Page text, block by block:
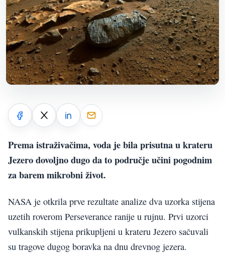
Prema istraživačima, voda je bila prisutna u krateru
Jezero dovoljno dugo da to područje učini pogodnim
za barem mikrobni život.
NASA je otkrila prve rezultate analize dva uzorka stijena
uzetih roverom Perseverance ranije u rujnu. Prvi uzorci
vulkanskih stijena prikupljeni u krateru Jezero sačuvali
su tragove dugog boravka na dnu drevnog jezera.